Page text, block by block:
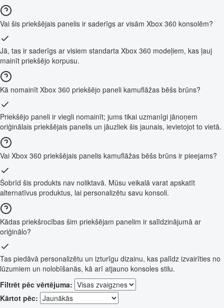
Vai šis priekšējais panelis ir saderīgs ar visām Xbox 360 konsolēm?
Jā, tas ir saderīgs ar visiem standarta Xbox 360 modeļiem, kas ļauj
mainīt priekšējo korpusu.
Kā nomainīt Xbox 360 priekšējo paneli kamuflāžas bēšs brūns?
Priekšējo paneli ir viegli nomainīt; jums tikai uzmanīgi jānoņem
oriģinālais priekšējais panelis un jāuzliek šis jaunais, ievietojot to vietā.
Vai Xbox 360 priekšējais panelis kamuflāžas bēšs brūns ir pieejams?
Šobrīd šis produkts nav noliktavā. Mūsu veikalā varat apskatīt
alternatīvus produktus, lai personalizētu savu konsoli.
Kādas priekšrocības šim priekšējam panelim ir salīdzinājumā ar
oriģinālo?
Tas piedāvā personalizētu un izturīgu dizainu, kas palīdz izvairīties no
lūzumiem un nolobīšanās, kā arī atjauno konsoles stilu.
Filtrēt pēc vērtējuma:
Kārtot pēc: